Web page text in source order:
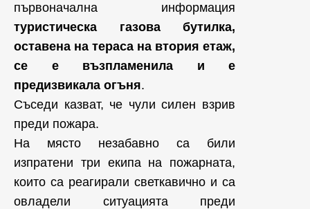
първоначална информация
туристическа газова бутилка,
оставена на тераса на втория етаж,
се е възпламенила и е
предизвикала огъня.
Съседи казват, че чули силен взрив
преди пожара.
На място незабавно са били
изпратени три екипа на пожарната,
които са реагирали светкавично и са
овладели ситуацията преди